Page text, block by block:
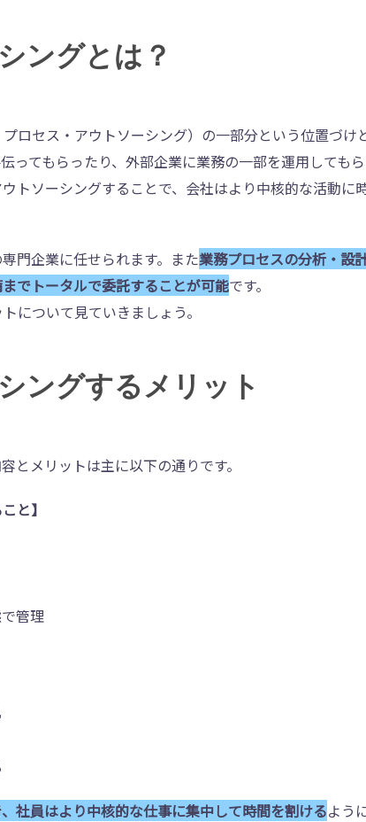
ングとは？
ロセス・アウトソーシング）の一部分という位置づけ
ってもらったり、外部企業に業務の一部を運用しても
トソーシングすることで、会社はより中核的な活動に
門企業に任せられます。また業務プロセスの分析・設
でトータルで委託することが可能です。
について見ていきましょう。
ングするメリット
とメリットは主に以下の通りです。
と】
管理
社員はより中核的な仕事に集中して時間を割けるよう